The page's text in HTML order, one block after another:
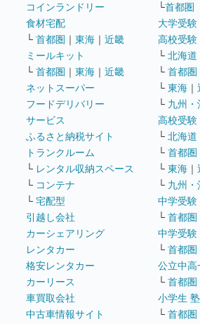
コインランドリー
食材宅配
└ 首都圏 ｜ 東海 ｜ 近畿
ミールキット
└ 首都圏 ｜ 東海 ｜ 近畿
ネットスーパー
フードデリバリー
サービス
ふるさと納税サイト
トランクルーム
└ レンタル収納スペース
└ コンテナ
└ 宅配型
引越し会社
カーシェアリング
レンタカー
格安レンタカー
カーリース
車買取会社
中古車情報サイト
└首都圏
大学受
高校受験
└ 北海道
└ 首都圏
└ 東海 ｜
└ 九州・
高校受験
└ 北海道
└ 首都圏
└ 東海 ｜
└ 九州・
中学受験
└ 首都圏
中学受験
└ 首都圏
公立中高
└ 首都圏
小学生 塾
└ 首都圏